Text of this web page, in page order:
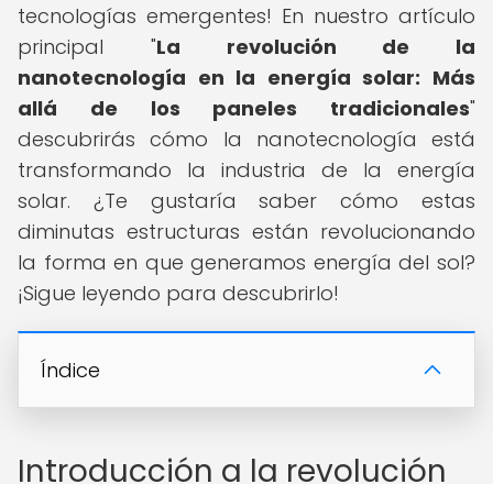
tecnologías emergentes! En nuestro artículo
principal "La revolución de la
nanotecnología en la energía solar: Más
allá de los paneles tradicionales"
descubrirás cómo la nanotecnología está
transformando la industria de la energía
solar. ¿Te gustaría saber cómo estas
diminutas estructuras están revolucionando
la forma en que generamos energía del sol?
¡Sigue leyendo para descubrirlo!
Índice
Introducción a la revolución